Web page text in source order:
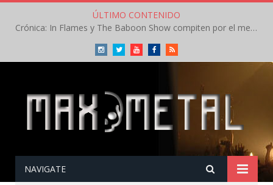
ÚLTIMO CONTENIDO
Crónica: In Flames y The Baboon Show compiten por el mejor concierto del día en el Leyendas del Rock – Viernes – Agosto 2026
InstagramTwitterYoutubeFacebookRSS
NAVIGATE